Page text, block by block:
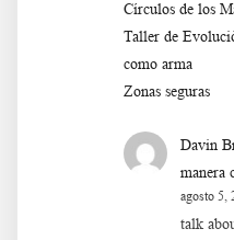
Círculos de los
Taller de
como arma
Zonas seguras
Davin
manera
agosto 5,
talk